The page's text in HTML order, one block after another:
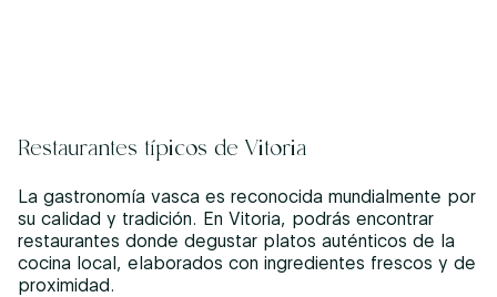
Restaurantes típicos de Vitoria
La gastronomía vasca es reconocida mundialmente por
su calidad y tradición. En Vitoria, podrás encontrar
restaurantes donde degustar platos auténticos de la
cocina local, elaborados con ingredientes frescos y de
proximidad.